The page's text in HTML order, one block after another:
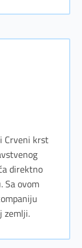
Crveni krst
direktno
Sa ovom
zemlji.